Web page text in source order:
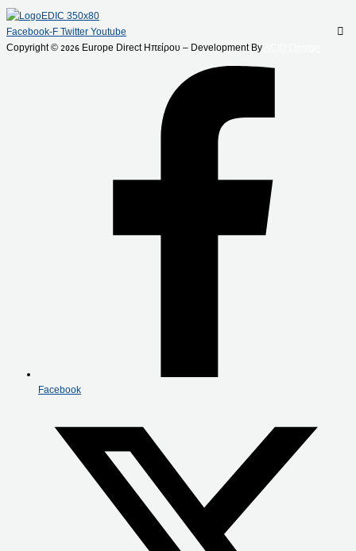
Facebook-F Twitter Youtube
Copyright © 2026 Europe Direct Ηπείρου – Development By
Facebook